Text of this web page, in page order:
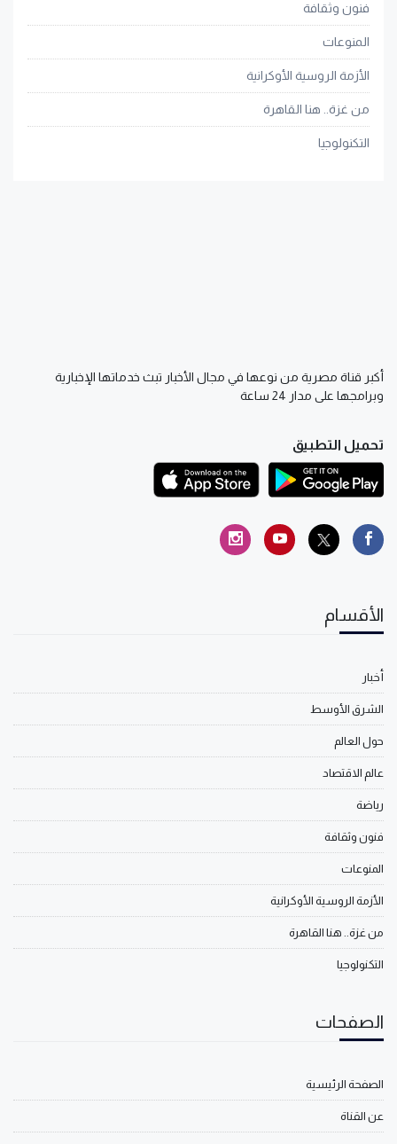
فنون وثقافة
المنوعات
الأزمة الروسية الأوكرانية
من غزة.. هنا القاهرة
التكنولوجيا
أكبر قناة مصرية من نوعها في مجال الأخبار تبث خدماتها الإخبارية
وبرامجها على مدار 24 ساعة
تحميل التطبيق
الأقسام
أخبار
الشرق الأوسط
حول العالم
عالم الاقتصاد
رياضة
فنون وثقافة
المنوعات
الأزمة الروسية الأوكرانية
من غزة.. هنا القاهرة
التكنولوجيا
الصفحات
الصفحة الرئيسية
عن القناة